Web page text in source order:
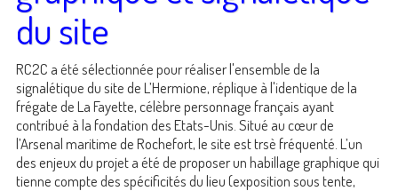
du site
RC2C a été sélectionnée pour réaliser l'ensemble de la
signalétique du site de L’Hermione, réplique à l'identique de la
frégate de La Fayette, célèbre personnage français ayant
contribué à la fondation des Etats-Unis. Situé au cœur de
l’Arsenal maritime de Rochefort, le site est trsè fréquenté. L’un
des enjeux du projet a été de proposer un habillage graphique qui
tienne compte des spécificités du lieu (exposition sous tente,